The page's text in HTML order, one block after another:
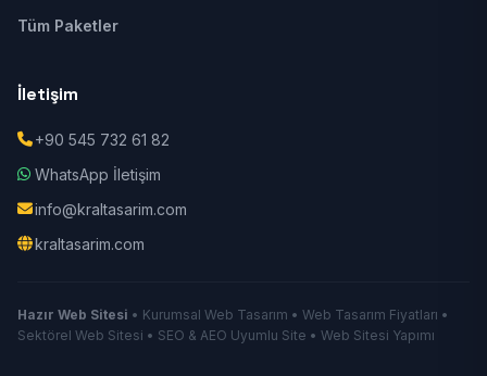
Tüm Paketler
İletişim
+90 545 732 61 82
WhatsApp İletişim
info@kraltasarim.com
kraltasarim.com
Hazır Web Sitesi • Kurumsal Web Tasarım • Web Tasarım Fiyatları •
Sektörel Web Sitesi • SEO & AEO Uyumlu Site • Web Sitesi Yapımı